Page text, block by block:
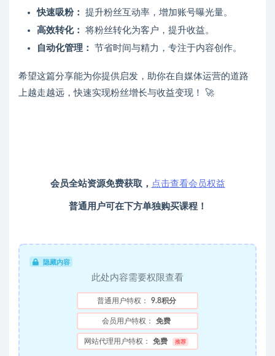
快速吸粉：
提升粉丝互动率，增加账号曝光量。
高效转化：
将粉丝转化为客户，提升收益。
自动化管理：
节省时间与精力，专注于内容创作。
希望这篇分享能为你提供启发，助你在自媒体运营的道路
上越走越远，快速实现粉丝增长与收益变现！ 🚀
会员全站资源免费获取， 点击查看会员权益
普通用户可在下方单独购买课程！
隐藏内容
此处内容需要权限查看
普通用户特权： 9.8积分
会员用户特权： 免费
网站代理用户特权： 免费 推荐